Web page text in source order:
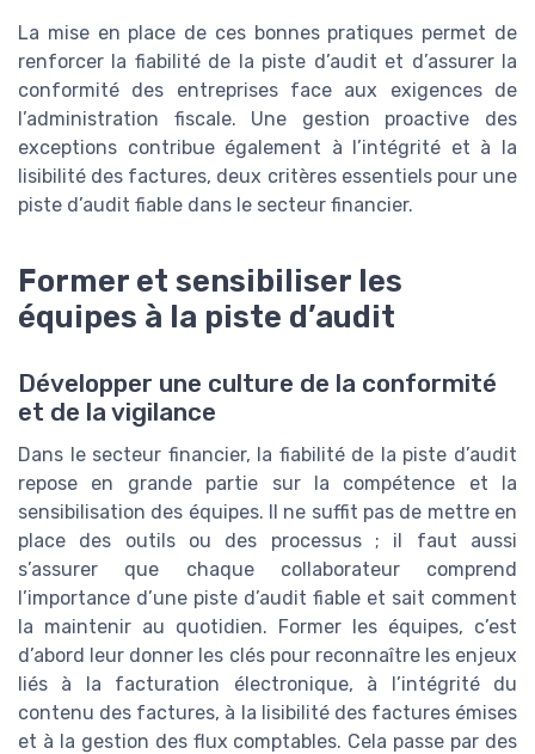
La mise en place de ces bonnes pratiques permet de
renforcer la fiabilité de la piste d’audit et d’assurer la
conformité des entreprises face aux exigences de
l’administration fiscale. Une gestion proactive des
exceptions contribue également à l’intégrité et à la
lisibilité des factures, deux critères essentiels pour une
piste d’audit fiable dans le secteur financier.
Former et sensibiliser les
équipes à la piste d’audit
Développer une culture de la conformité
et de la vigilance
Dans le secteur financier, la fiabilité de la piste d’audit
repose en grande partie sur la compétence et la
sensibilisation des équipes. Il ne suffit pas de mettre en
place des outils ou des processus ; il faut aussi
s’assurer que chaque collaborateur comprend
l’importance d’une piste d’audit fiable et sait comment
la maintenir au quotidien. Former les équipes, c’est
d’abord leur donner les clés pour reconnaître les enjeux
liés à la facturation électronique, à l’intégrité du
contenu des factures, à la lisibilité des factures émises
et à la gestion des flux comptables. Cela passe par des